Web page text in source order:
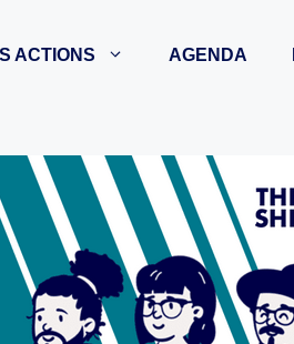
ACTIONS AGENDA